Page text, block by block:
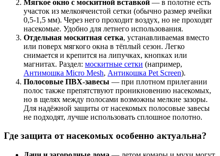
Мягкое окно с москитной вставкой — в полотне есть
участок из мелкоячеистой сетки (обычно размер ячейки
0,5-1,5 мм). Через него проходит воздух, но не проходят
насекомые. Удобно для летнего использования.
Отдельная москитная сетка, устанавливаемая вместо
или поверх мягкого окна в тёплый сезон. Легко
снимается и крепится на липучках, кнопках или
магнитах. Раздел: москитные сетки (например,
Антимошка Micro Mesh, Антикошка Pet Screen).
Полосовые ПВХ-завесы — при плотном прилегании
полос также препятствуют проникновению насекомых,
но в щелях между полосами возможны мелкие зазоры.
Для надёжной защиты от насекомых полосовые завесы
не подходят, лучше использовать сплошное полотно.
Где защита от насекомых особенно актуальна?